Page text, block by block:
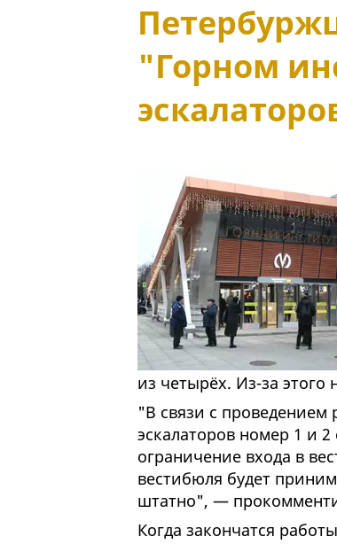
"Горном
из четырёх. Из-за этого
"В связи с проведением
эскалаторов номер 1 и
ограничение входа в
вестибюля будет
штатно", —
Когда закончатся